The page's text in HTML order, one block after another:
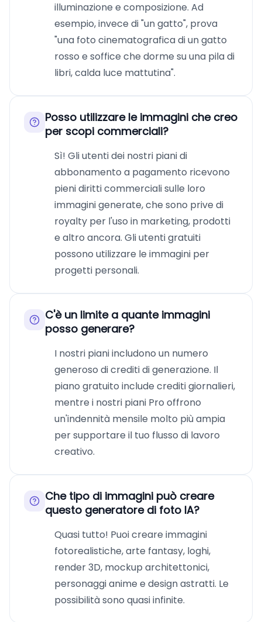
illuminazione e composizione. Ad
esempio, invece di "un gatto", prova
"una foto cinematografica di un gatto
rosso e soffice che dorme su una pila di
libri, calda luce mattutina".
Posso utilizzare le immagini che creo
per scopi commerciali?
Sì! Gli utenti dei nostri piani di
abbonamento a pagamento ricevono
pieni diritti commerciali sulle loro
immagini generate, che sono prive di
royalty per l'uso in marketing, prodotti
e altro ancora. Gli utenti gratuiti
possono utilizzare le immagini per
progetti personali.
C'è un limite a quante immagini
posso generare?
I nostri piani includono un numero
generoso di crediti di generazione. Il
piano gratuito include crediti giornalieri,
mentre i nostri piani Pro offrono
un'indennità mensile molto più ampia
per supportare il tuo flusso di lavoro
creativo.
Che tipo di immagini può creare
questo generatore di foto IA?
Quasi tutto! Puoi creare immagini
fotorealistiche, arte fantasy, loghi,
render 3D, mockup architettonici,
personaggi anime e design astratti. Le
possibilità sono quasi infinite.